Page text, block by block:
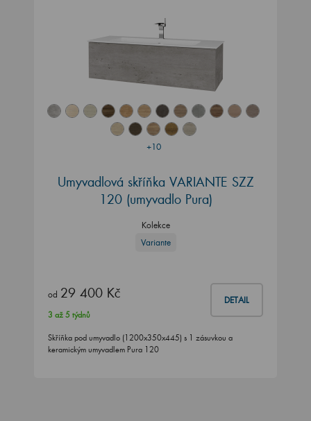
+10
Umyvadlová skříňka VARIANTE SZZ
120 (umyvadlo Pura)
Kolekce
Variante
od 29 400 Kč DETAIL
3 až 5 týdnů
Skříňka pod umyvadlo (1200x350x445) s 1 zásuvkou a
keramickým umyvadlem Pura 120